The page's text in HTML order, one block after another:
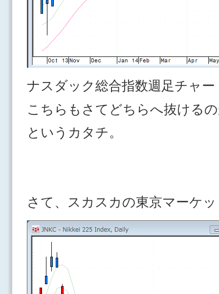
ナスダック総合指数週足チャー
こちらもさてどちらへ抜ける
というカタチ。
さて、スカスカの東京マーケ